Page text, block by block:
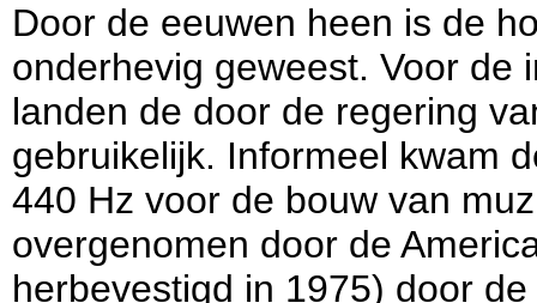
Door de eeuwen heen is de
onderhevig geweest. Voor de
landen de door de regering
gebruikelijk. Informeel kwam
440 Hz voor de bouw van
overgenomen door de
herbevestigd in 1975) door